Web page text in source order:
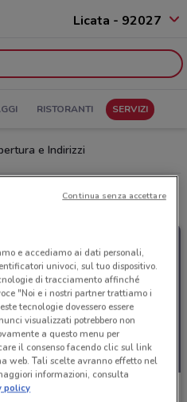
Licata - 92027
RISTORANTI SERVIZI
e Indirizzi
Iliad
e accediamo ai dati personali,
univoci, sul tuo dispositivo.
di tracciamento affinché
"Noi e i nostri partner trattiamo i
tecnologie dovessero essere
visualizzati potrebbero non
a questo menu per
il consenso facendo clic sul link
web. Tali scelte avranno effetto nel
informazioni, consulta
policy
Continua senza accettare